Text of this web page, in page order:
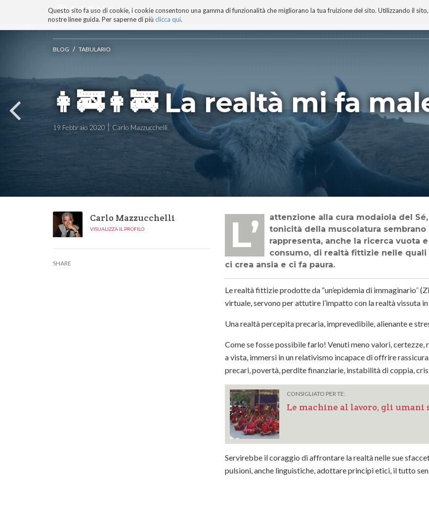
Questo sito fa uso di cookie, i cookie consentono una gamma di funzionalità che migliorano la tua fruizione del sito. Utilizzando il
nostre linee guida. Per saperne di più clicca qui.
BLOG TECNOCONSAPEVOLEZZA TECNOBIBLIOGRAFIA I MIEI LIBRI PROGETTO
ai
contenuti.
|
Salta
alla
navigazione
BLOG / TABULARIO
👩‍🚒️👩‍🚒️ La realtà mi fa
19 Febbraio 2020 Carlo Mazzucchelli
Carlo Mazzucchelli
VISUALIZZA IL PROFILO
SHARE
L’attenzione alla cura modaiola del Sé, all'immagine estetica e virtuale, alla
tonicità della muscolatura
rappresenta, anche la ricerca vuota
consumo, di realtà fittizie nelle quali
ci crea ansia e ci fa paura.
Le realtà fittizie prodotte da “un’epidemia di immaginario”
virtuale, servono per attutire l’impatto con la realtà vissuta
Una realtà percepita precaria, imprevedibile, alienante e
Come se fosse possibile farlo! Venuti meno valori,
a vista, immersi in unrelativismo incapace di offrire
precari, povertà , perdite finanziarie, instabilità di coppia,
CONSIGLIATO PER TE:
Le machine al lavoro, gli umani
Servirebbe il coraggio di affrontare larealtànelle sue
pulsioni, anche linguistiche, adottare principi etici, il tutto